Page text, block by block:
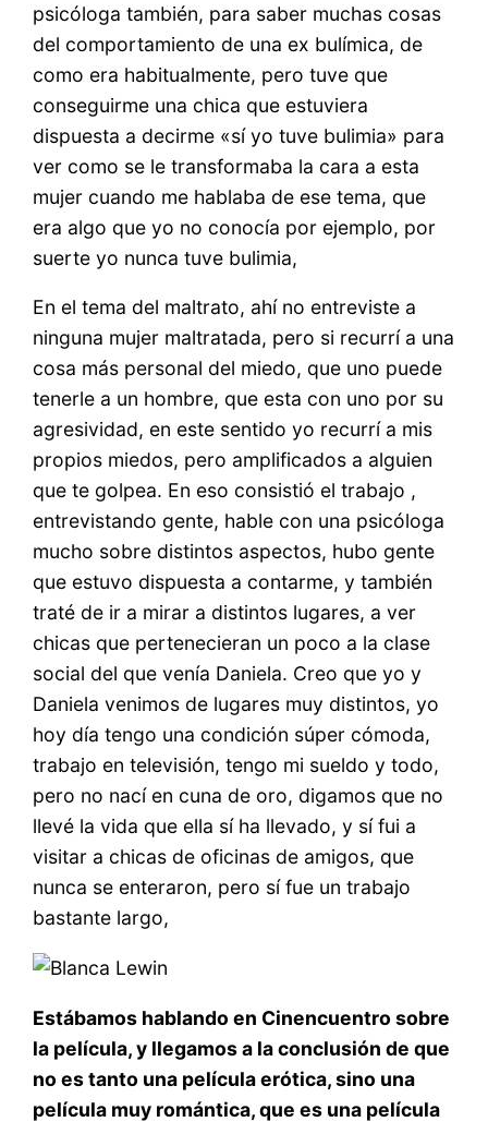
psicóloga también, para saber muchas cosas
del comportamiento de una ex bulímica, de
como era habitualmente, pero tuve que
conseguirme una chica que estuviera
dispuesta a decirme «sí yo tuve bulimia» para
ver como se le transformaba la cara a esta
mujer cuando me hablaba de ese tema, que
era algo que yo no conocía por ejemplo, por
suerte yo nunca tuve bulimia,
En el tema del maltrato, ahí no entreviste a
ninguna mujer maltratada, pero si recurrí a una
cosa más personal del miedo, que uno puede
tenerle a un hombre, que esta con uno por su
agresividad, en este sentido yo recurrí a mis
propios miedos, pero amplificados a alguien
que te golpea. En eso consistió el trabajo ,
entrevistando gente, hable con una psicóloga
mucho sobre distintos aspectos, hubo gente
que estuvo dispuesta a contarme, y también
traté de ir a mirar a distintos lugares, a ver
chicas que pertenecieran un poco a la clase
social del que venía Daniela. Creo que yo y
Daniela venimos de lugares muy distintos, yo
hoy día tengo una condición súper cómoda,
trabajo en televisión, tengo mi sueldo y todo,
pero no nací en cuna de oro, digamos que no
llevé la vida que ella sí ha llevado, y sí fui a
visitar a chicas de oficinas de amigos, que
nunca se enteraron, pero sí fue un trabajo
bastante largo,
Estábamos hablando en Cinencuentro sobre
la película, y llegamos a la conclusión de que
no es tanto una película erótica, sino una
película muy romántica, que es una película